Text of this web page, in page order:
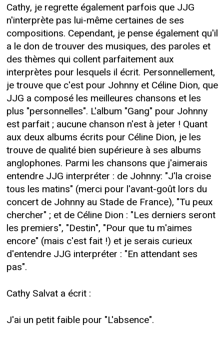
Cathy, je regrette également parfois que JJG
n'interprète pas lui-même certaines de ses
compositions. Cependant, je pense également qu'il
a le don de trouver des musiques, des paroles et
des thèmes qui collent parfaitement aux
interprètes pour lesquels il écrit. Personnellement,
je trouve que c'est pour Johnny et Céline Dion, que
JJG a composé les meilleures chansons et les
plus "personnelles". L'album "Gang" pour Johnny
est parfait ; aucune chanson n'est à jeter ! Quant
aux deux albums écrits pour Céline Dion, je les
trouve de qualité bien supérieure à ses albums
anglophones. Parmi les chansons que j'aimerais
entendre JJG interpréter : de Johnny: "J'la croise
tous les matins" (merci pour l'avant-goût lors du
concert de Johnny au Stade de France), "Tu peux
chercher" ; et de Céline Dion : "Les derniers seront
les premiers", "Destin", "Pour que tu m'aimes
encore" (mais c'est fait !) et je serais curieux
d'entendre JJG interpréter : "En attendant ses
pas".
Cathy Salvat a écrit :
J'ai un petit faible pour "L'absence".